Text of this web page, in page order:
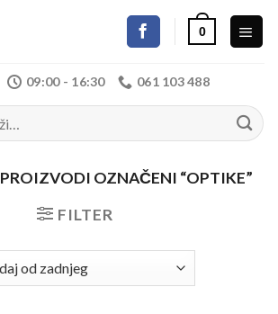
0
09:00 - 16:30 061 103 488
PROIZVODI OZNAČENI “OPTIKE”
FILTER